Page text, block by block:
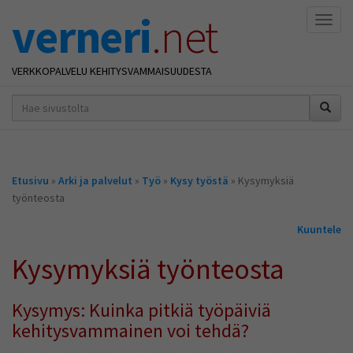
verneri.net
VERKKOPALVELU KEHITYSVAMMAISUUDESTA
hakusana(t)
Olet
täällä
Etusivu » Arki ja palvelut » Työ » Kysy työstä » Kysymyksiä
työnteosta
Kuuntele
Kysymyksiä työnteosta
Kysymys: Kuinka pitkiä työpäiviä
kehitysvammainen voi tehdä?